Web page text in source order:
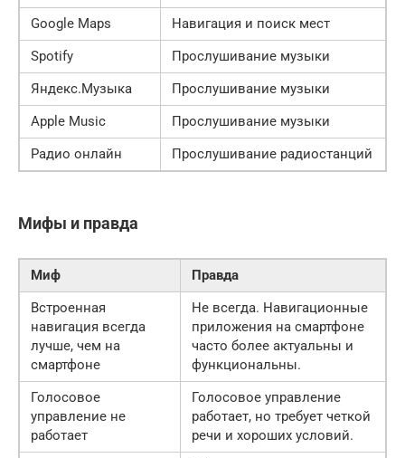
Google Maps
Навигация и поиск мест
Spotify
Прослушивание музыки
Яндекс.Музыка
Прослушивание музыки
Apple Music
Прослушивание музыки
Радио онлайн
Прослушивание радиостанций
Мифы и правда
Миф
Правда
Встроенная
навигация всегда
лучше, чем на
смартфоне
Не всегда. Навигационные
приложения на смартфоне
часто более актуальны и
функциональны.
Голосовое
управление не
работает
Голосовое управление
работает, но требует четкой
речи и хороших условий.